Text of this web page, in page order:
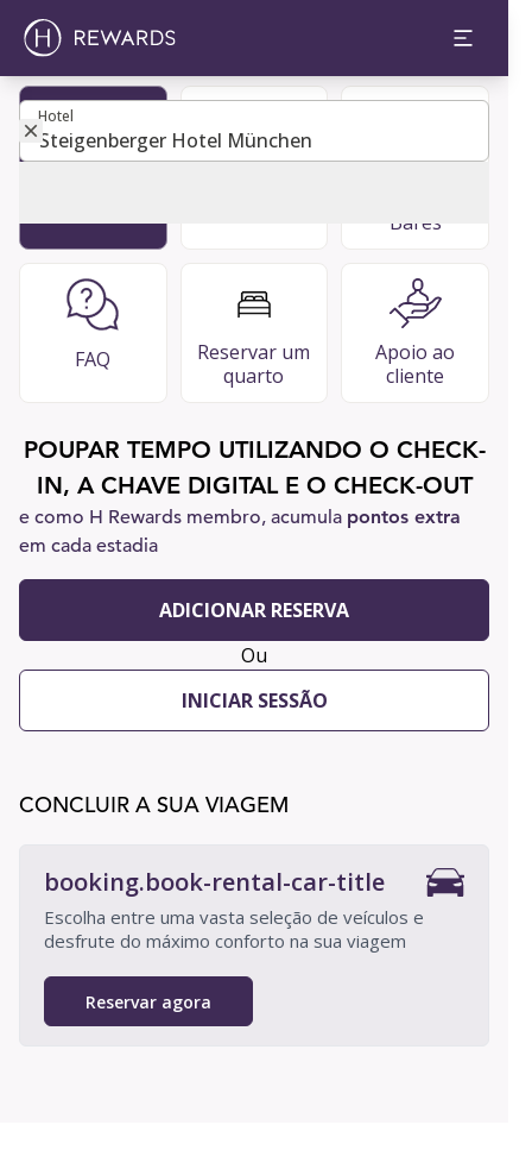
Hotel
Hotel
Bares
FAQ
Reservar um
quarto
Apoio ao
cliente
POUPAR TEMPO UTILIZANDO O CHECK-
IN, A CHAVE DIGITAL E O CHECK-OUT
e como H Rewards membro, acumula pontos extra
em cada estadia
ADICIONAR RESERVA
Ou
INICIAR SESSÃO
CONCLUIR A SUA VIAGEM
booking.book-rental-car-title
Escolha entre uma vasta seleção de veículos e
desfrute do máximo conforto na sua viagem
Reservar agora